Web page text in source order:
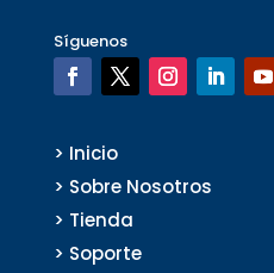
Síguenos
> Inicio
> Sobre Nosotros
> Tienda
> Soporte